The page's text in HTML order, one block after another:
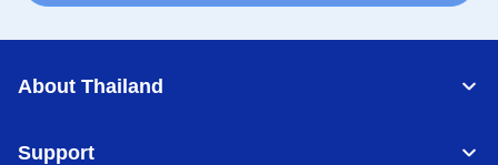
About Thailand
Support